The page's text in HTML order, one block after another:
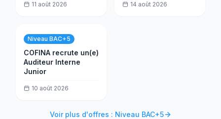
11 août 2026
(MESPTN) recrute
14 août 2026
Niveau BAC+5
COFINA recrute un(e)
Auditeur Interne
Junior
10 août 2026
Voir plus d'offres : Niveau BAC+5